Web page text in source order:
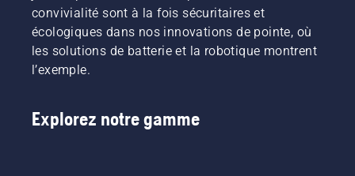
convivialité sont à la fois sécuritaires et
écologiques dans nos innovations de pointe, où
les solutions de batterie et la robotique montrent
l’exemple.
Explorez notre gamme